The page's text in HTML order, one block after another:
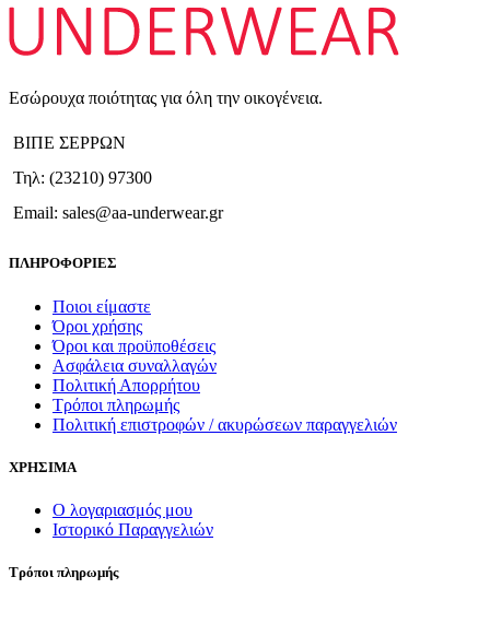
Εσώρουχα ποιότητας για όλη την οικογένεια.
ΒΙΠΕ ΣΕΡΡΩΝ
Τηλ: (23210) 97300
Email: sales@aa-underwear.gr
ΠΛΗΡΟΦΟΡΙΕΣ
Ποιοι είμαστε
Όροι χρήσης
Όροι και προϋποθέσεις
Ασφάλεια συναλλαγών
Πολιτική Απορρήτου
Τρόποι πληρωμής
Πολιτική επιστροφών / ακυρώσεων παραγγελιών
ΧΡΗΣΙΜΑ
Ο λογαριασμός μου
Ιστορικό Παραγγελιών
Τρόποι πληρωμής